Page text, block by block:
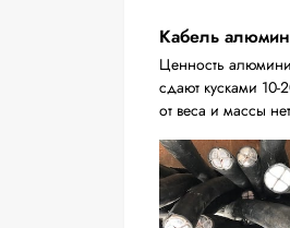
Кабель
Ценность
сдают кусками 10-
от веса и массы